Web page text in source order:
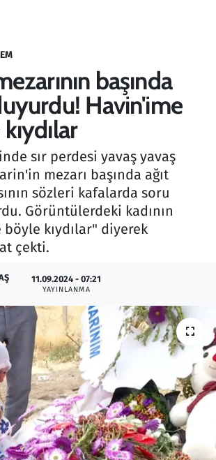
başında
Havin'ime
sır perdesi yavaş yavaş
mezarı başında ağıt
sözleri kafalarda soru
Görüntülerdeki kadının
kıydılar" diyerek
çekti.
11.09.2024 - 07:21
YAYINLANMA